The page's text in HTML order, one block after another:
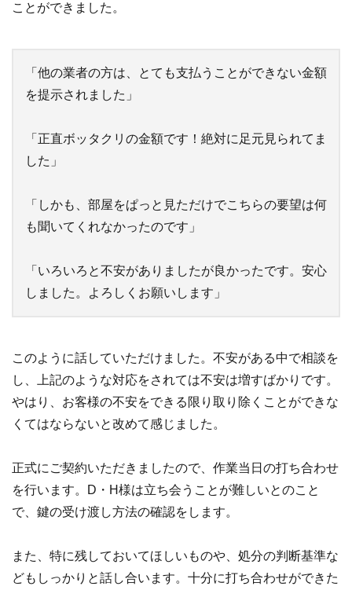
ことができました。
「他の業者の方は、とても支払うことができない金額
を提示されました」
「正直ボッタクリの金額です！絶対に足元見られてま
した」
「しかも、部屋をぱっと見ただけでこちらの要望は何
も聞いてくれなかったのです」
「いろいろと不安がありましたが良かったです。安心
しました。よろしくお願いします」
このように話していただけました。不安がある中で相談を
し、上記のような対応をされては不安は増すばかりです。
やはり、お客様の不安をできる限り取り除くことができな
くてはならないと改めて感じました。
正式にご契約いただきましたので、作業当日の打ち合わせ
を行います。D・H様は立ち会うことが難しいとのこと
で、鍵の受け渡し方法の確認をします。
また、特に残しておいてほしいものや、処分の判断基準な
どもしっかりと話し合います。十分に打ち合わせができた